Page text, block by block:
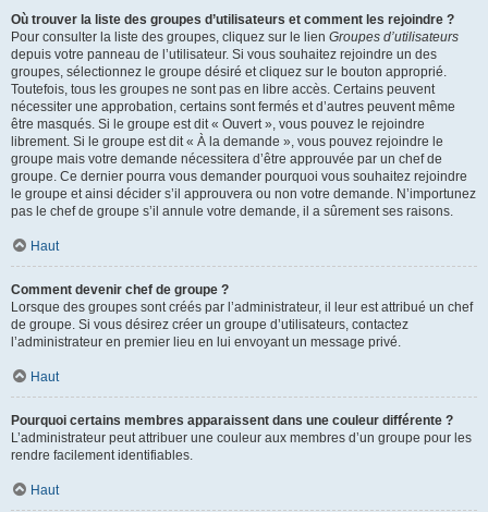
Où trouver la liste des groupes d’utilisateurs et comment les rejoindre ?
Pour consulter la liste des groupes, cliquez sur le lien Groupes d’utilisateurs
depuis votre panneau de l’utilisateur. Si vous souhaitez rejoindre un des
groupes, sélectionnez le groupe désiré et cliquez sur le bouton approprié.
Toutefois, tous les groupes ne sont pas en libre accès. Certains peuvent
nécessiter une approbation, certains sont fermés et d’autres peuvent même
être masqués. Si le groupe est dit « Ouvert », vous pouvez le rejoindre
librement. Si le groupe est dit « À la demande », vous pouvez rejoindre le
groupe mais votre demande nécessitera d’être approuvée par un chef de
groupe. Ce dernier pourra vous demander pourquoi vous souhaitez rejoindre
le groupe et ainsi décider s’il approuvera ou non votre demande. N’importunez
pas le chef de groupe s’il annule votre demande, il a sûrement ses raisons.
Haut
Comment devenir chef de groupe ?
Lorsque des groupes sont créés par l’administrateur, il leur est attribué un chef
de groupe. Si vous désirez créer un groupe d’utilisateurs, contactez
l’administrateur en premier lieu en lui envoyant un message privé.
Haut
Pourquoi certains membres apparaissent dans une couleur différente ?
L’administrateur peut attribuer une couleur aux membres d’un groupe pour les
rendre facilement identifiables.
Haut